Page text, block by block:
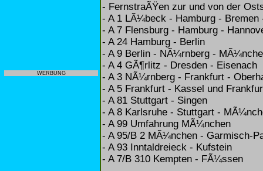
WERBUNG
- FernstraÃŸen zur und von der
- A 1 LÃ¼beck - Hamburg - Bremen
- A 7 Flensburg - Hamburg -
- A 24 Hamburg - Berlin
- A 9 Berlin - NÃ¼rnberg -
- A 4 GÃ¶rlitz - Dresden - Eisenach
- A 3 NÃ¼rnberg - Frankfurt -
- A 5 Frankfurt - Kassel und
- A 81 Stuttgart - Singen
- A 8 Karlsruhe - Stuttgart -
- A 99 Umfahrung MÃ¼nchen
- A 95/B 2 MÃ¼nchen - Garmisch-
- A 93 Inntaldreieck - Kufstein
- A 7/B 310 Kempten - FÃ¼ssen